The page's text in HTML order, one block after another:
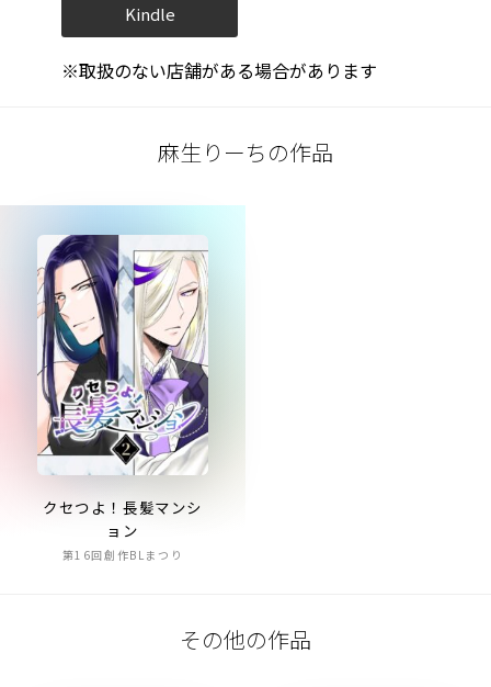
Kindle
※取扱のない店舗がある場合があります
麻生りーちの作品
クセつよ！長髪マンシ
ョン
第16回創作BLまつり
その他の作品